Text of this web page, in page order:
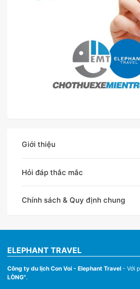
Giới thiệu
Hỏi đáp thắc mắc
Chính sách & Quy định chung
ELEPHANT TRAVEL
Công ty du lịch Con Voi - Elephant Travel - Với
LÒNG".